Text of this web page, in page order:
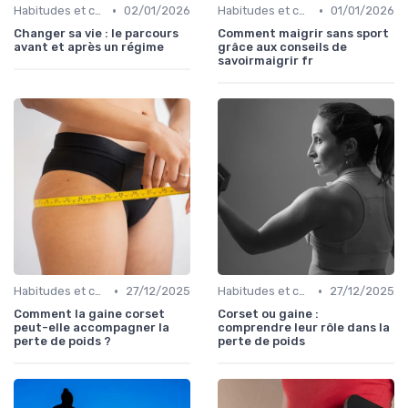
Habitudes et changements de style de vie • 02/01/2026
Changer sa vie : le parcours
avant et après un régime
Habitudes et changements de style de vie • 01/01/2026
Comment maigrir sans sport
grâce aux conseils de
savoirmaigrir fr
Habitudes et changements de style de vie •
27/12/2025
Comment la gaine corset
peut-elle accompagner la
perte de poids ?
Habitudes et changements de style de vie •
27/12/2025
Corset ou gaine :
comprendre leur rôle dans la
perte de poids